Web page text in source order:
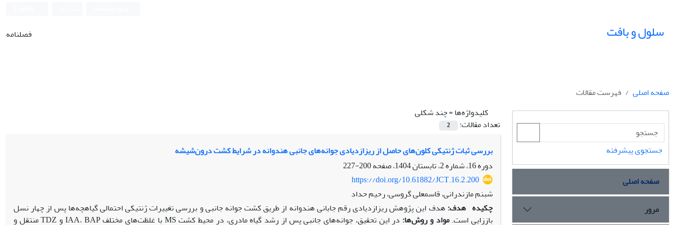
سلول و بافت فصلنامه
صفحه اصلی
فهرست مقالات
کلیدواژه‌ها =چند شکلی
تعداد مقالات:
2
بررسی ثبات ژنتیکی کلون‌های حاصل از ریزازدیادی جوانه‌های جانبی هندوانه در شرایط کشت درون‌شیشه‌‌
دوره 16، شماره 2، تابستان 1404، صفحه
200-227
https://doi.org/10.61882/JCT.16.2.200
شبنم مازندرانی، قاسمعلی گروسی، رحیم حداد
چکیده هدف:
هدف این پژوهش ریزازدیادی رقم جابانی هندوانه از طریق کشت جوانه جانبی و بررسی تغییرات ژنتیکی احتمالی گیاه‫چه‌ها پس از چهار نسل
باززایی است.مواد و روش‌ها:
در این تحقیق، جوانه‌های جانبی پس از رشد گیاه مادری، در محیط کشت MS با غلظت‌های مختلف IAA، BAP و TDZ منتقل و
جستجوی پیشرفته
صفحه اصلی
مرور